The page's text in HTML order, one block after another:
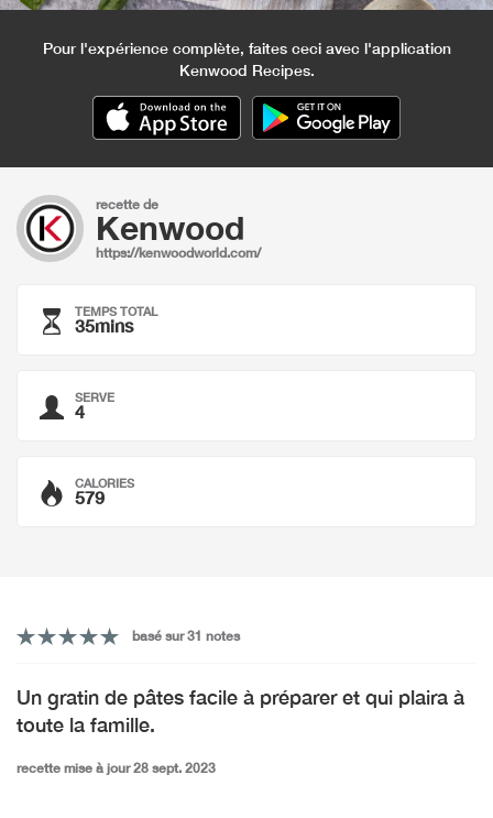
Pour l'expérience complète, faites ceci avec l'application
Kenwood Recipes.
recette de
Kenwood
https://kenwoodworld.com/
TEMPS TOTAL
35mins
SERVE
4
CALORIES
579
basé sur 31 notes
Un gratin de pâtes facile à préparer et qui plaira à
toute la famille.
recette mise à jour 28 sept. 2023